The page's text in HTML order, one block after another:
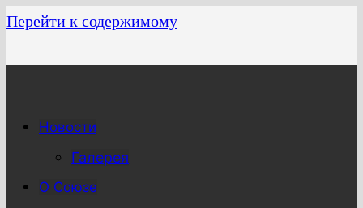
Перейти к содержимому
Новости
Галерея
О Союзе